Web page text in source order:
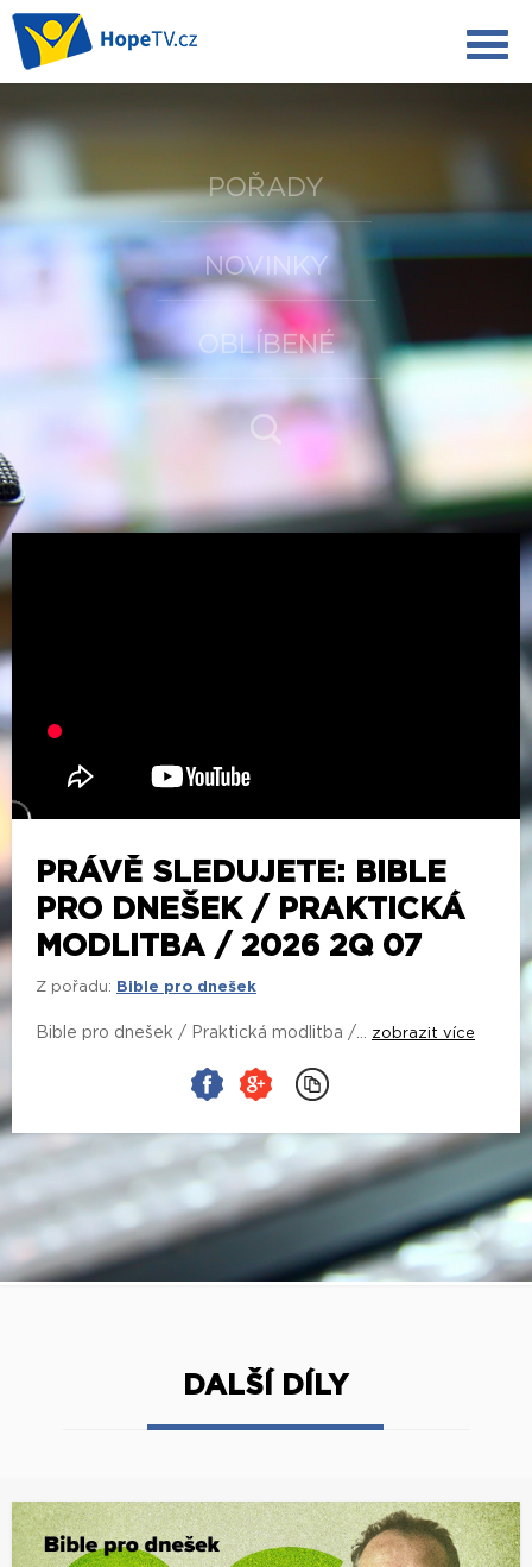
POŘADY
NOVINKY
OBLÍBENÉ
PRÁVĚ SLEDUJETE: BIBLE
PRO DNEŠEK / PRAKTICKÁ
MODLITBA / 2026 2Q 07
Z pořadu: Bible pro dnešek
Bible pro dnešek / Praktická modlitba /... zobrazit více
DALŠÍ DÍLY